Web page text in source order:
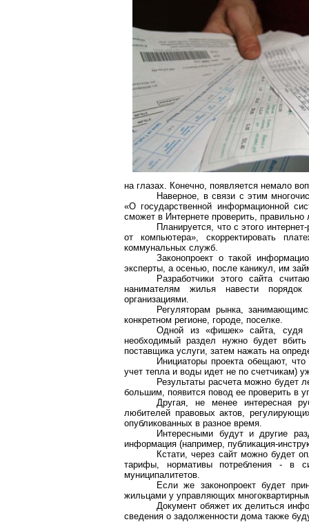
на глазах. Конечно, появляется немало
Наверное, в связи с этим
«О государственной информационной
сможет в Интернете проверить, правильно
Планируется, что с этого
от компьютера», скорректировать
коммунальных служб.
Законопроект о такой
эксперты, а осенью, после каникул, им
Разработчики этого сайта
нанимателям жилья навести
организациями.
Регуляторам рынка,
конкретном регионе, городе, поселке.
Одной из «фишек» сайта, судя
необходимый раздел нужно будет
поставщика услуги, затем нажать на
Инициаторы проекта обещают,
учет тепла и воды идет не по счетчикам)
Результаты расчета можно будет
большим, появится повод ее проверить в
Другая, не менее интересная
любителей правовых актов,
опубликованных в разное время.
Интересными будут и другие
информация (например, публикация-
Кстати, через сайт можно будет
тарифы, нормативы потребления - в
муниципалитетов.
Если же законопроект будет
жильцами у управляющих
Документ обяжет их делиться
сведения о задолженности дома также